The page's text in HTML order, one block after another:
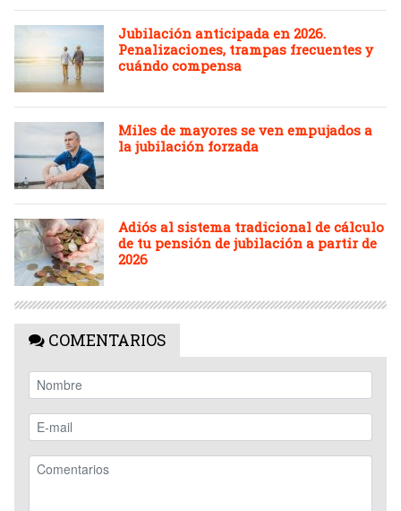
Jubilación anticipada en 2026.
Penalizaciones, trampas frecuentes y
cuándo compensa
Miles de mayores se ven empujados a
la jubilación forzada
Adiós al sistema tradicional de cálculo
de tu pensión de jubilación a partir de
2026
COMENTARIOS